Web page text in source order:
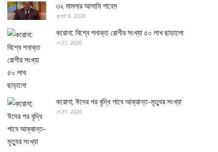
৩২ মামলার আসামি শাহেদ
জুলাই 8, 2020
করোনা: বিশ্বে শনাক্ত রোগীর সংখ্যা ৫০ লাখ ছাড়ালো
মে 21, 2020
করোনা; ঈদের পর বৃদ্ধি পাবে আক্রান্ত-মৃত্যুর সংখ্যা
মে 21, 2020